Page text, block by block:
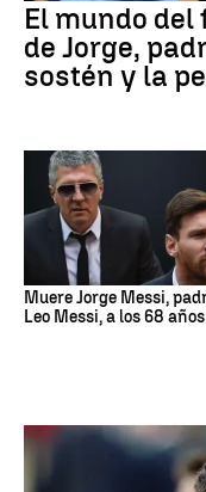
El mundo
de Jorge,
sostén y la
Muere Jorge Messi,
Leo Messi, a los 68 años